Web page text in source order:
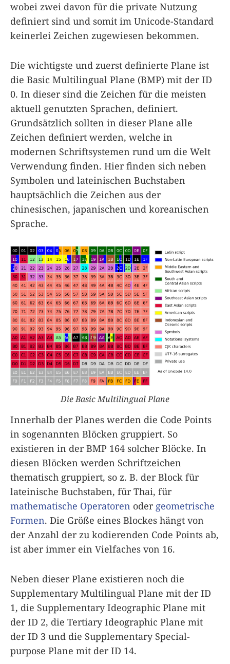
wobei zwei davon für die private Nutzung
definiert sind und somit im Unicode-Standard
keinerlei Zeichen zugewiesen bekommen.
Die wichtigste und zuerst definierte Plane ist
die Basic Multilingual Plane (BMP) mit der ID
0. In dieser sind die Zeichen für die meisten
aktuell genutzten Sprachen, definiert.
Grundsätzlich sollten in dieser Plane alle
Zeichen definiert werden, welche in
modernen Schriftsystemen rund um die Welt
Verwendung finden. Hier finden sich neben
Symbolen und lateinischen Buchstaben
hauptsächlich die Zeichen aus der
chinesischen, japanischen und koreanischen
Sprache.
Die Basic Multilingual Plane
Innerhalb der Planes werden die Code Points
in sogenannten Blöcken gruppiert. So
existieren in der BMP 164 solcher Blöcke. In
diesen Blöcken werden Schriftzeichen
thematisch gruppiert, so z. B. der Block für
lateinische Buchstaben, für Thai, für
mathematische Operatoren oder geometrische
Formen. Die Größe eines Blockes hängt von
der Anzahl der zu kodierenden Code Points ab,
ist aber immer ein Vielfaches von 16.
Neben dieser Plane existieren noch die
Supplementary Multilingual Plane mit der ID
1, die Supplementary Ideographic Plane mit
der ID 2, die Tertiary Ideographic Plane mit
der ID 3 und die Supplementary Special-
purpose Plane mit der ID 14.